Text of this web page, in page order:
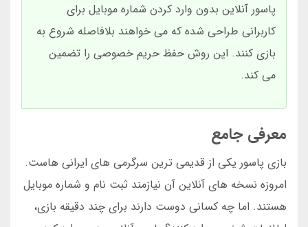
پاسور آنلاین بدون وارد کردن شماره موبایل برای
کاربرانی طراحی شده که می خواهند بلافاصله شروع به
بازی کنند. این روش حفظ حریم خصوصی را تضمین
می کند.
معرفی جامع
بازی پاسور یکی از قدیمی ترین سرگرمی های ایرانی هاست.
امروزه نسخه های آنلاین آن نیازمند ثبت نام و شماره موبایل
هستند. اما چه کسانی دوست دارند برای چند دقیقه بازی،